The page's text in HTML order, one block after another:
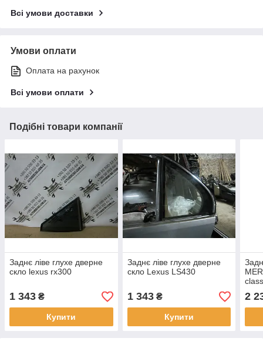
Всі умови доставки
Умови оплати
Оплата на рахунок
Всі умови оплати
Подібні товари компанії
Заднє ліве глухе дверне
скло lexus rx300
1 343 ₴
Купити
Заднє ліве глухе дверне
скло Lexus LS430
1 343₴
Купити
2